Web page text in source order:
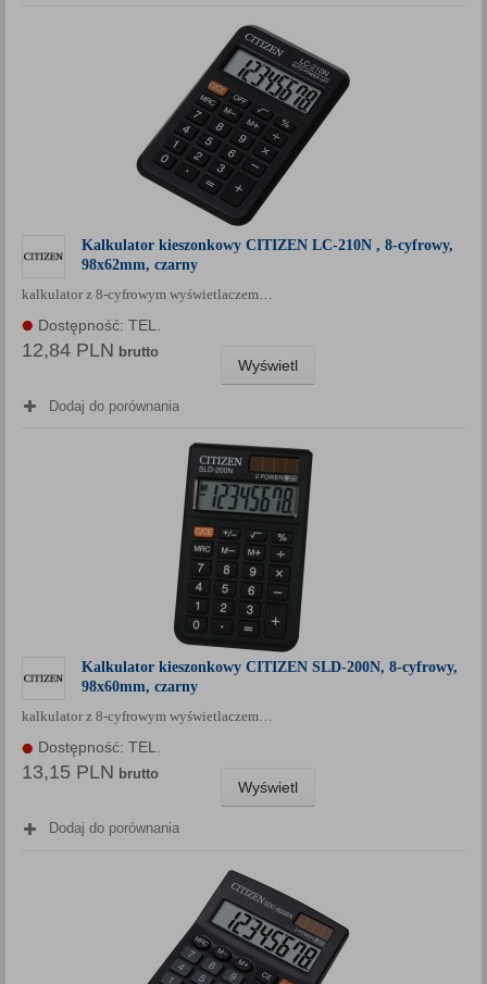
Kalkulator kieszonkowy CITIZEN LC-210N , 8-cyfrowy,
98x62mm, czarny
kalkulator z 8-cyfrowym wyświetlaczem…
Dostępność: TEL.
12,84 PLN brutto
Wyświetl
Dodaj do porównania
Kalkulator kieszonkowy CITIZEN SLD-200N, 8-cyfrowy,
98x60mm, czarny
kalkulator z 8-cyfrowym wyświetlaczem…
Dostępność: TEL.
13,15 PLN brutto
Wyświetl
Dodaj do porównania